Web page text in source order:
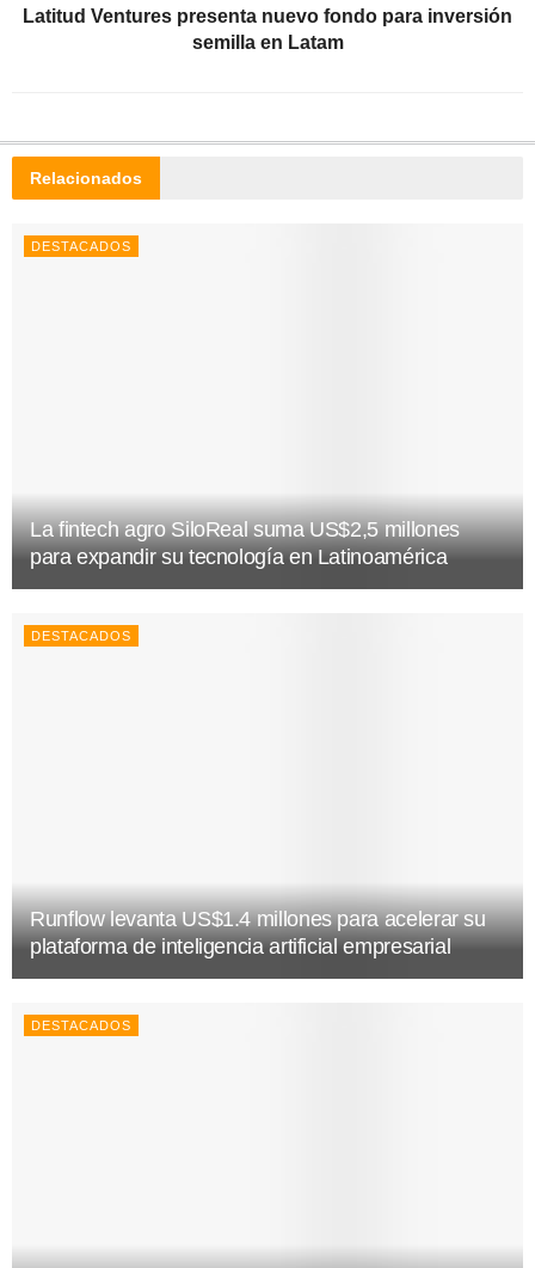
Latitud Ventures presenta nuevo fondo para inversión
semilla en Latam
Relacionados
DESTACADOS
La fintech agro SiloReal suma US$2,5 millones
para expandir su tecnología en Latinoamérica
DESTACADOS
Runflow levanta US$1.4 millones para acelerar su
plataforma de inteligencia artificial empresarial
DESTACADOS